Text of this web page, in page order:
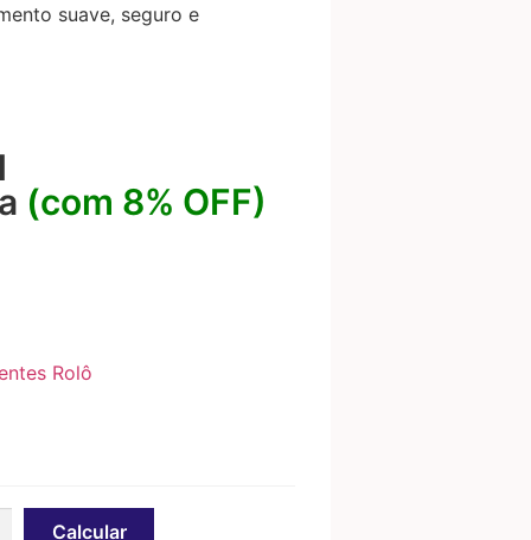
suave, seguro e
(com 8% OFF)
Rolô